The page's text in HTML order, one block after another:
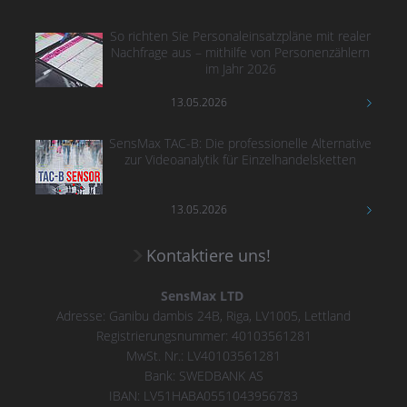
So richten Sie Personaleinsatzpläne mit realer
Nachfrage aus – mithilfe von Personenzählern
im Jahr 2026
13.05.2026
SensMax TAC-B: Die professionelle Alternative
zur Videoanalytik für Einzelhandelsketten
13.05.2026
Kontaktiere uns!
SensMax LTD
Adresse: Ganibu dambis 24B, Riga, LV1005, Lettland
Registrierungsnummer: 40103561281
MwSt. Nr.: LV40103561281
Bank: SWEDBANK AS
IBAN: LV51HABA0551043956783